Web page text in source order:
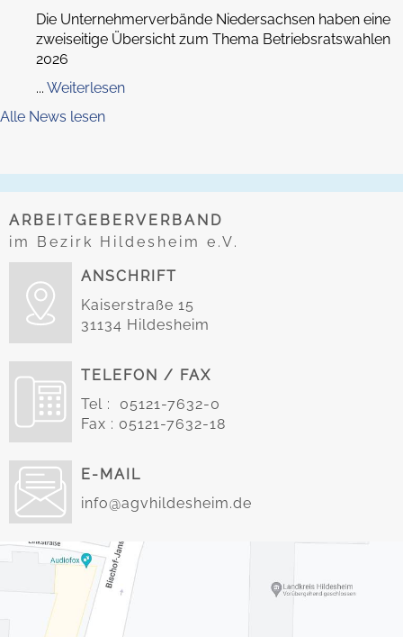
Die Unternehmerverbände Niedersachsen haben eine
zweiseitige Übersicht zum Thema Betriebsratswahlen
2026
... Weiterlesen
Alle News lesen
ARBEITGEBERVERBAND
im Bezirk Hildesheim e.V.
ANSCHRIFT
Kaiserstraße 15
31134 Hildesheim
TELEFON / FAX
Tel : 05121-7632-0
Fax : 05121-7632-18
E-MAIL
info@agvhildesheim.de